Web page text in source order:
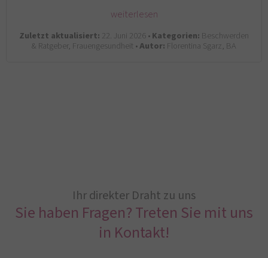
weiterlesen
Zuletzt aktualisiert: 22. Juni 2026 •Kategorien: Beschwerden
& Ratgeber, Frauengesundheit •Autor: Florentina Sgarz, BA
Ihr direkter Draht zu uns
Sie haben Fragen? Treten Sie mit uns
in Kontakt!